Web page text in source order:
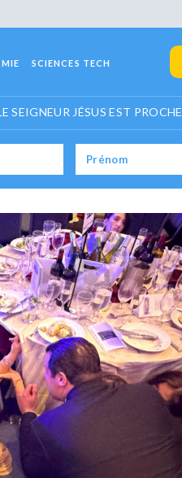
SCIENCES TECH
SEIGNEUR JÉSUS EST PROCHE